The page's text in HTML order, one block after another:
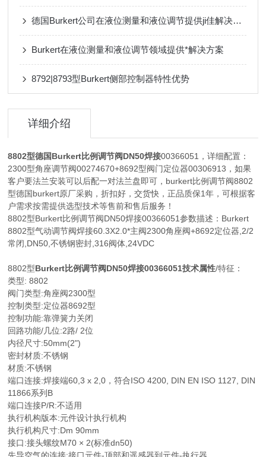
德国Burkert公司在液位测量和液位调节提供ji佳解决方案
Burkert在液位测量和液位调节领域提供*解决方案
8792|8793型Burkert侧部控制器特性优势
详细介绍
8802型德国Burkert比例调节阀DN50焊接00366051，详细配置：
2300型角座调节阀00274670+8692型阀门定位器00306913，如果
客户要法兰安装可以后配一对法兰盘即可，burkert比例调节阀8802
型德国burkert原厂采购，折扣好，交货快，正品质保1年，可根据客
户需求按需提供选型技术等售前和售后服务！
8802型Burkert比例调节阀DN50焊接00366051参数描述：Burkert
8802型气动调节阀焊接60.3X2.0*主阀2300角座阀+8692定位器,2/2
常闭,DN50,不锈钢密封,316阀体,24VDC
8802型Burkert比例调节阀DN50焊接00366051技术属性/特征：
类型: 8802
阀门类型:角座阀2300型
控制类型:定位器8692型
控制功能:靠弹簧力关闭
回路功能/几位:2路/ 2位
内径尺寸:50mm(2")
密封材质:不锈钢
材质:不锈钢
端口连接:焊接端60,3 x 2,0，符合ISO 4200, DIN EN ISO 1127, DIN
11866系列B
端口连接P/R:不适用
执行机构版本:元件设计执行机构
执行机构尺寸:Dm 90mm
接口:接头螺纹M70 × 2(标准dn50)